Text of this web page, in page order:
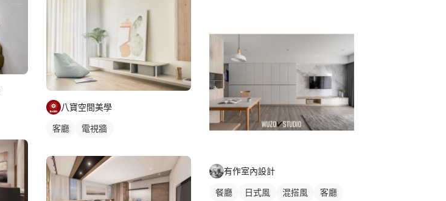
八寶空間美學
客廳 電視牆
有作室內設計
餐廳 日式風 混搭風
客廳